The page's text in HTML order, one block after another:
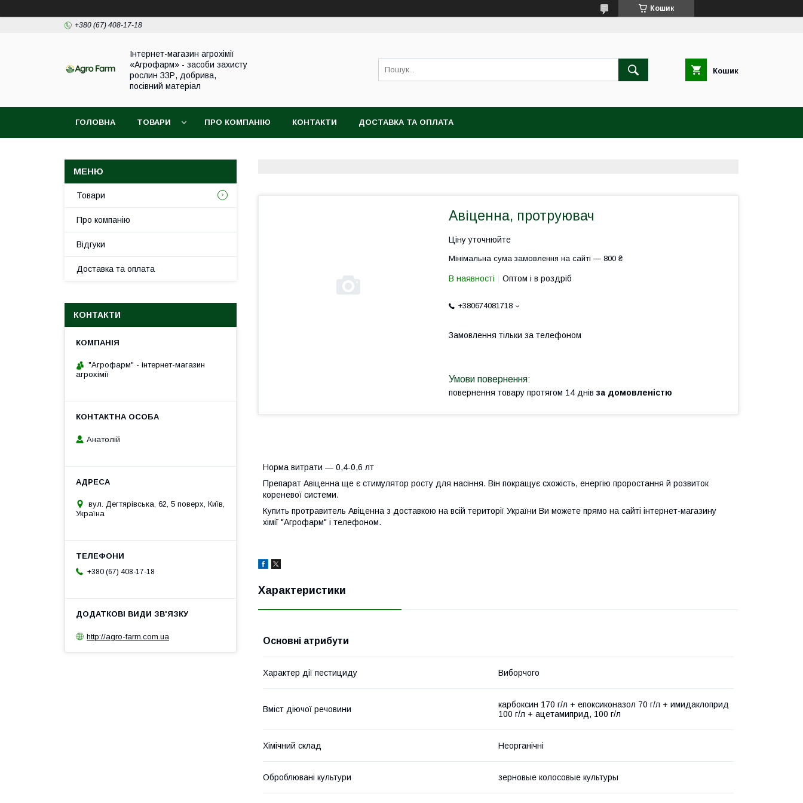
Кошик
+380 (67) 408-17-18
Інтернет-магазин агрохімії
«Агрофарм» - засоби захисту
рослин ЗЗР, добрива,
посівний матеріал
Кошик
ГОЛОВНА ТОВАРИ ПРО КОМПАНІЮ КОНТАКТИ ДОСТАВКА ТА ОПЛАТА
Авіценна, протруювач
Ціну уточнюйте
Мінімальна сума замовлення на сайті — 800 ₴
В наявності Оптом і в роздріб
+380674081718
Замовлення тільки за телефоном
повернення товару протягом 14 днів за домовленістю
Норма витрати — 0,4-0,6 лт
Препарат Авіценна ще є стимулятор росту для насіння. Він покращує схожість, енергію проростання й розвиток
кореневої системи.
Купить протравитель Авіценна з доставкою на всій території України Ви можете прямо на сайті інтернет-магазину
хімії "Агрофарм" і телефоном.
Характеристики
Основні атрибути
Характер дії пестициду Виборчого
Вміст діючої речовини
карбоксин 170 г/л + епоксиконазол 70 г/л + имидаклоприд
100 г/л + ацетамиприд, 100 г/л
Хімічний склад Неорганічні
Оброблювані культури зерновые колосовые культуры
Товари
Про компанію
Відгуки
Доставка та оплата
КОНТАКТИ
"Агрофарм" - інтернет-магазин
агрохімії
Анатолій
вул. Дегтярівська, 62, 5 поверх, Київ,
Україна
+380 (67) 408-17-18
http://agro-farm.com.ua